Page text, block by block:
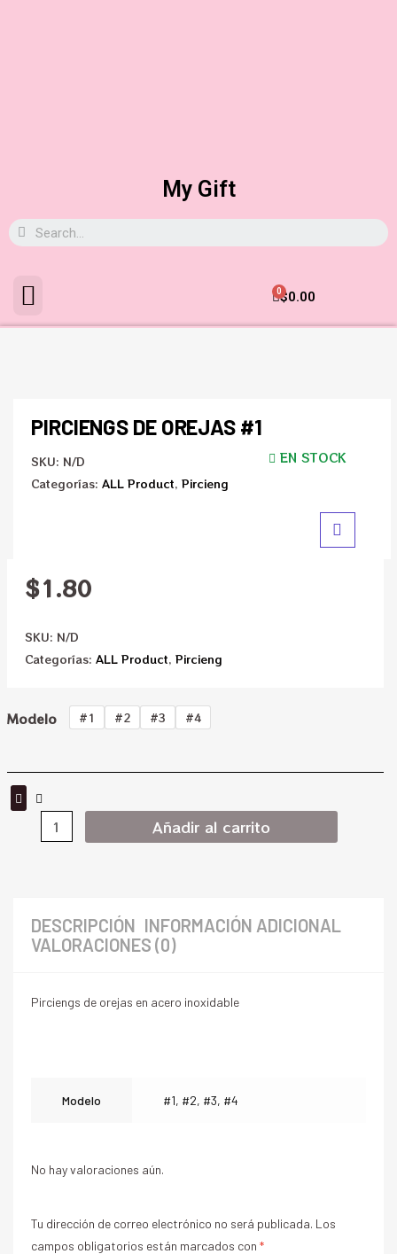
My Gift
$0.00
0
PIRCIENGS DE OREJAS #1
SKU: N/D
Categorías: ALL Product, Pircieng
EN STOCK
$1.80
SKU: N/D
Categorías: ALL Product, Pircieng
Modelo #1 #2 #3 #4
Añadir al carrito
DESCRIPCIÓN INFORMACIÓN ADICIONAL
VALORACIONES (0)
Pirciengs de orejas en acero inoxidable
Modelo #1, #2, #3, #4
No hay valoraciones aún.
Tu dirección de correo electrónico no será publicada. Los
campos obligatorios están marcados con *